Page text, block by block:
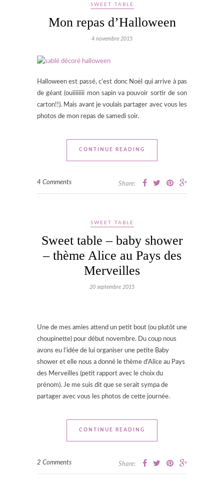
SWEET TABLE
Mon repas d’Halloween
4 novembre 2015
Halloween est passé, c’est donc Noël qui arrive à pas
de géant (ouiiiiiiii mon sapin va pouvoir sortir de son
carton!!). Mais avant je voulais partager avec vous les
photos de mon repas de samedi soir.
CONTINUE READING
4 Comments Share:
SWEET TABLE
Sweet table – baby shower
– thème Alice au Pays des
Merveilles
20 septembre 2015
Une de mes amies attend un petit bout (ou plutôt une
choupinette) pour début novembre. Du coup nous
avons eu l’idée de lui organiser une petite Baby
shower et elle nous a donné le thème d’Alice au Pays
des Merveilles (petit rapport avec le choix du
prénom). Je me suis dit que se serait sympa de
partager avec vous les photos de cette journée.
CONTINUE READING
2 Comments Share: